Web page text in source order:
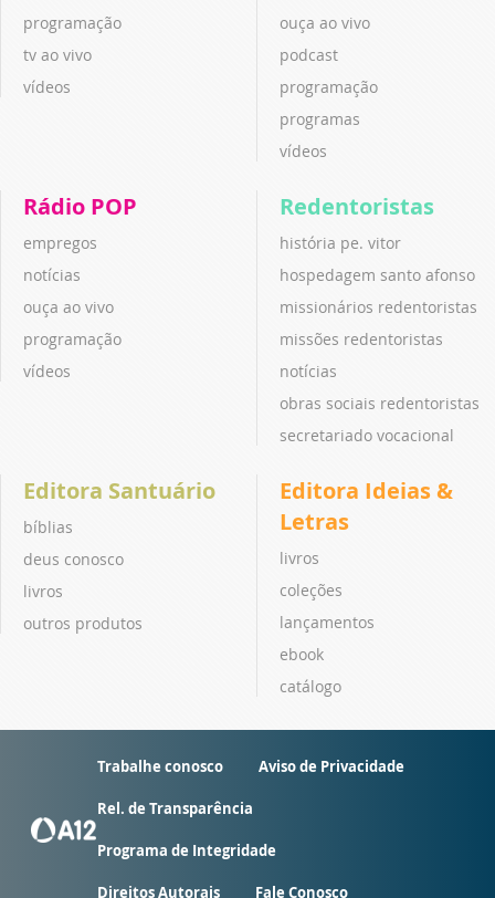
programação
tv ao vivo
vídeos
ouça ao vivo
podcast
programação
programas
vídeos
Rádio POP
empregos
notícias
ouça ao vivo
programação
vídeos
Redentoristas
história pe. vitor
hospedagem santo afonso
missionários redentoristas
missões redentoristas
notícias
obras sociais redentoristas
secretariado vocacional
Editora Santuário
bíblias
deus conosco
livros
outros produtos
Editora Ideias &
Letras
livros
coleções
lançamentos
ebook
catálogo
Trabalhe conosco Aviso de Privacidade
Rel. de Transparência
Programa de Integridade
Direitos Autorais Fale Conosco